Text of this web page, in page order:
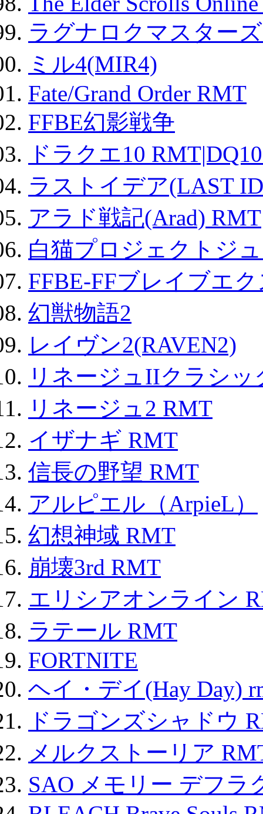
ラグナロクマスター
ミル4(MIR4)
Fate/Grand Order RMT
FFBE幻影戦争
ドラクエ10
ラストイデア(LAST
アラド戦記(Arad) RMT
白猫プロジェクトジ
FFBE-FFブレイブエ
幻獣物語2
レイヴン2(RAVEN2)
リネージュIIクラシ
リネージュ2 RMT
イザナギ RMT
信長の野望 RMT
アルピエル（ArpieL）
幻想神域 RMT
崩壊3rd RMT
エリシアオンライン
ラテール RMT
FORTNITE
ヘイ・デイ(Hay Day)
ドラゴンズシャドウ
メルクストーリア
SAO メモリー デフラ